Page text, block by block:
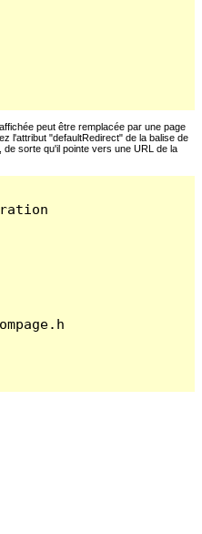
peut être remplacée par une page
l'attribut "defaultRedirect" de la balise de
sorte qu'il pointe vers une URL de la